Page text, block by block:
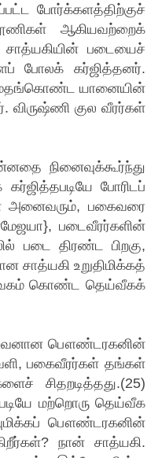
போர்க்களத்திற்குச்
ஆகியவற்றைக்
படையைச்
போலக் கர்ஜித்தனர்.
யானையின்
விருஷ்ணி குல வீரர்கள்
நினைவுக்கூர்ந்து
போரிடப்
அனைவரும், பகைவரை
படைவீரர்களின்
படை திரண்ட பிறகு,
உறுதிமிக்கத்
வேகம் கொண்ட தெய்வீகக்
பௌண்டரகனின்
பகைவீரர்கள் தங்கள்
சிதறடித்தது.(25)
மற்றொரு தெய்வீக
பௌண்டரகனின்
நான் சாத்யகி.